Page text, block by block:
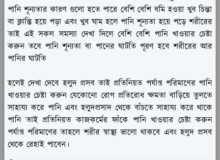
পানি শূন্যতার কারণ গুলো হতে পারে বেশি বেশি বমি হওয়া খুব চিন্তা
বা ক্লান্তি হয়ে পড়া এবং খুব ঘাম হলে পানি শূন্যতা হয়ে পড়ে শরীরের
তাই এই সকল সমস্যা দেখা দিলে বেশি বেশি পানি খাওয়ার চেষ্টা
করুন তবে পানি শূন্যতা বা পানের ঘাটতি পূরণ হবে শরীরের আর
পানির ঘাটতি
হলেই দেখা দেবে হলুদ প্রসব তাই প্রতিনিয়ত পর্যাপ্ত পরিমাণের পানি
খাওয়ার চেষ্টা করুন যেকোনো রোগ প্রতিরোধ ক্ষমতা বাড়িয়ে তুলতে
সাহায্য করে পানি এবং হলুদপ্রসাদ থেকে বাঁচতে সাহায্য করে থাকে
পানি তাই প্রতিনিয়ত কাজকর্মের ফাঁকে পানি খাওয়ার চেষ্টা করুন
পর্যাপ্ত পরিমাণের তাহলে শরীর স্বাস্থ্য ভালো থাকবে এবং হলুদ প্রসব
থেকে রেহাই পাবেন।